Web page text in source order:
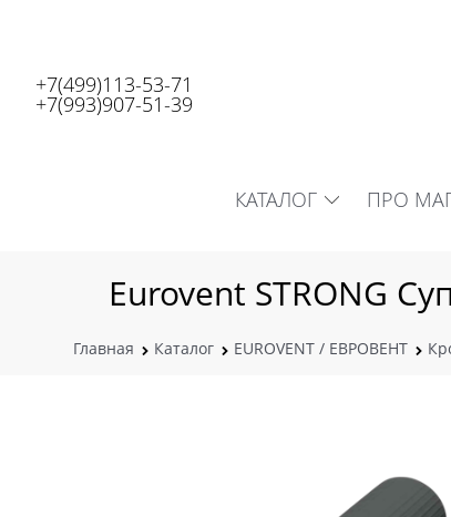
+7(499)113-53-71
+7(993)907-51-39
КАТАЛОГ ПРО
Eurovent STRONG
Главная Каталог EUROVENT / ЕВРОВЕНТ